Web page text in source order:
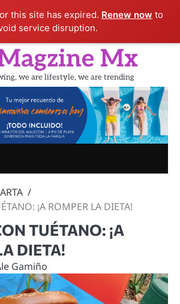
this site has expired. Renew now to
service disruption.
Mx
we are lifestyle, we are trending
RATITO
¡A ROMPER LA DIETA!
TUÉTANO: ¡A
DIETA!
Gamiño